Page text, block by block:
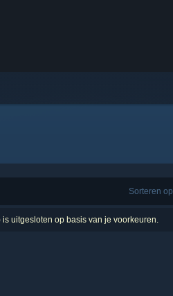
Sorteren op
is uitgesloten op basis van je voorkeuren.